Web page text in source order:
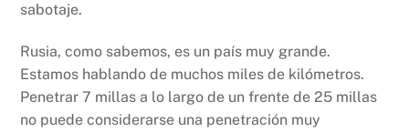
sabotaje.
Rusia, como sabemos, es un país muy grande.
Estamos hablando de muchos miles de kilómetros.
Penetrar 7 millas a lo largo de un frente de 25 millas
no puede considerarse una penetración muy